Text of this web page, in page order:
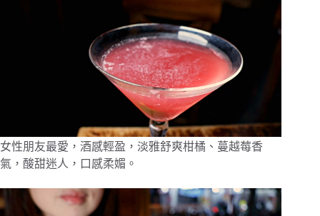
女性朋友最愛，酒感輕盈，淡雅舒爽柑橘、蔓越莓香
氣，酸甜迷人，口感柔媚。